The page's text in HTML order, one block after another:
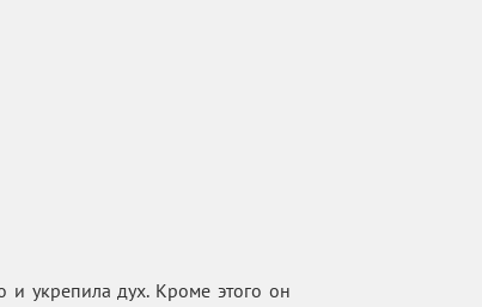
укрепила дух. Кроме этого он